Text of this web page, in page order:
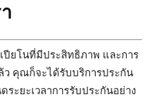
ยโนที่มีประสิทธิภาพ และการ
ว คุณก็จะได้รับบริการประกัน
ระยะเวลาการรับประกันอย่าง